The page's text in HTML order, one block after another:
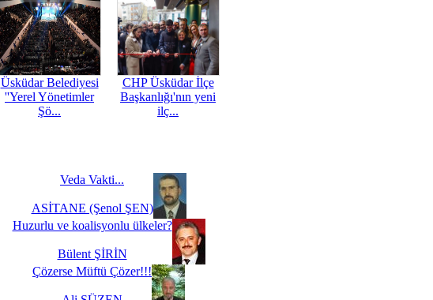
Üsküdar Belediyesi
''Yerel Yönetimler
Şö...
CHP Üsküdar İlçe
Başkanlığı'nın yeni
ilç...
Veda Vakti...
ASİTANE (Şenol ŞEN)
Huzurlu ve koalisyonlu ülkeler?
Bülent ŞİRİN
Çözerse Müftü Çözer!!!